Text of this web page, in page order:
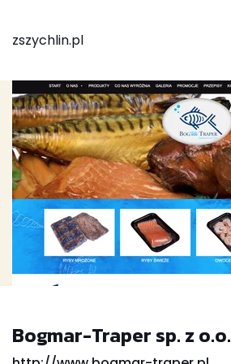
zszychlin.pl
Bogmar-Traper sp. z o.o.